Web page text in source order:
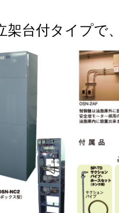
架台付タイプで